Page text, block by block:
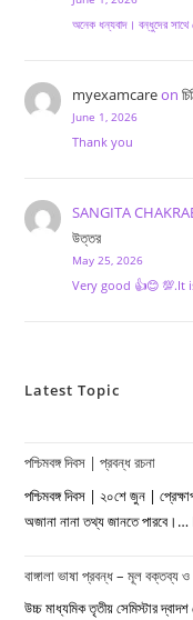
অনেক ধন্যবাদ। বন্ধুদের
myexamcareon
June 1, 2026
Thank you
SANGITA
উত্তর
May 25, 2026
Very good 👍😊 💯.It
Latest Topic
পশ্চিমবঙ্গ দিবস | প্রবন্ধ রচনা
পশ্চিমবঙ্গ দিবস | ২০শে জুন |
অজানা নানা তথ্য জানতে পারবে।…
বাঙ্গালা ভাষা প্রবন্ধ – মূল বক্তব্য
উচ্চ মাধ্যমিক তৃতীয় সেমিস্টার দ্বাদশ